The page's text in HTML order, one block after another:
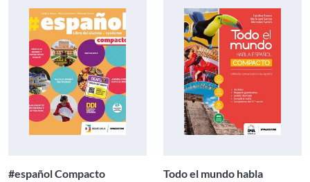
#español Compacto
Todo el mundo habla